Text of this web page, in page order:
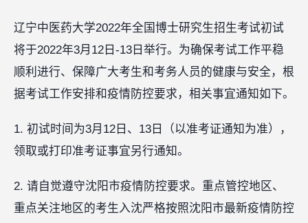
辽宁中医药大学2022年全国博士研究生招生考试初试
将于2022年3月12日-13日举行。为确保考试工作平稳
顺利进行、保障广大考生和考务人员的健康与安全，根
据考试工作安排和疫情防控要求，相关事宜通知如下。
1. 初试时间为3月12日、13日（以准考证通知为准），
领取或打印准考证事宜另行通知。
2. 请自觉遵守沈阳市疫情防控要求。重点管控地区、
重点关注地区的考生入沈严格按照沈阳市最新疫情防控